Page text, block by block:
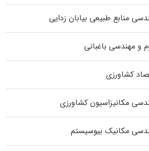
منابع طبیعی بیابان زدایی
و مهندسی باغبانی
کشاورزی
مکانیزاسیون کشاورزی
مکانیک بیوسیستم